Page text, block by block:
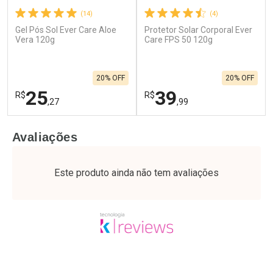
(14)
Gel Pós Sol Ever Care Aloe
Vera 120g
R$25,27
20% OFF
Laboratório
Por Menos
(4)
Protetor Solar Corporal Ever
Care FPS 50 120g
R$39,99
20% OFF
Laboratório
Por Menos
Avaliações
Este produto ainda não tem avaliações